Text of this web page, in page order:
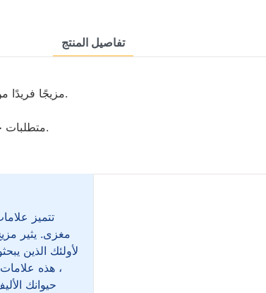
تفاصيل المنتج
· يوفر تصميم Medal Bespoke Dog Tag Wholesale مزيجًا فريدًا من الجماليات والوظائف.
· Medal Bespoke Co. ، Ltd 'متطلبات جودة وخصائص علامة الكلاب بالجملة عالية جدًا.
تتميز
مغزى. يثير
لأولئك الذين
، هذه
حيوانك